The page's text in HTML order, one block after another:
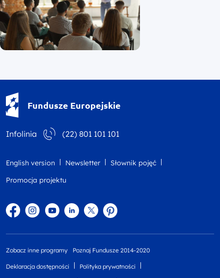
Fundusze Europejskie
Infolinia (22) 801 101 101
English version Newsletter
Słownik pojęć
Promocja projektu
FacebookInstagram
YouTubeLinkedintwitterPinterest
Zobacz inne programy Poznaj Fundusze 2014-2020
Deklaracja dostępności Polityka prywatności